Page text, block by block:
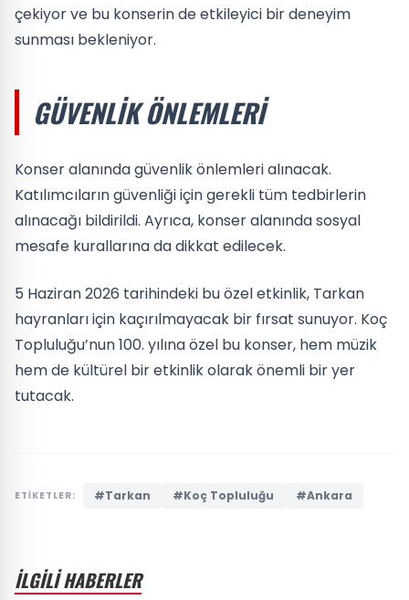
çekiyor ve bu konserin de etkileyici bir deneyim
sunması bekleniyor.
GÜVENLIK ÖNLEMLERI
Konser alanında güvenlik önlemleri alınacak.
Katılımcıların güvenliği için gerekli tüm tedbirlerin
alınacağı bildirildi. Ayrıca, konser alanında sosyal
mesafe kurallarına da dikkat edilecek.
5 Haziran 2026 tarihindeki bu özel etkinlik, Tarkan
hayranları için kaçırılmayacak bir fırsat sunuyor. Koç
Topluluğu’nun 100. yılına özel bu konser, hem müzik
hem de kültürel bir etkinlik olarak önemli bir yer
tutacak.
ETİKETLER: #Tarkan #Koç Topluluğu #Ankara
İLGİLİ HABERLER